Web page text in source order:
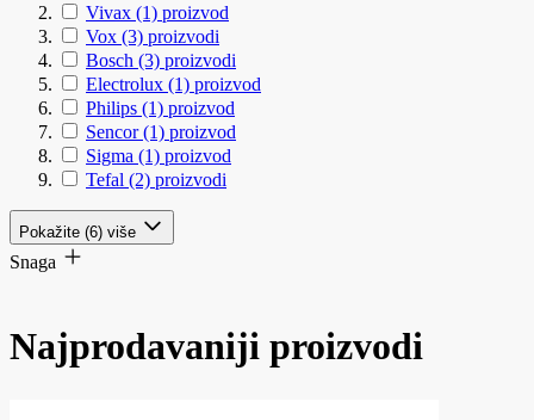
Vivax (1) proizvod
Vox (3) proizvodi
Bosch (3) proizvodi
Electrolux (1) proizvod
Philips (1) proizvod
Sencor (1) proizvod
Sigma (1) proizvod
Tefal (2) proizvodi
Pokažite (6) više
Snaga
Najprodavaniji proizvodi